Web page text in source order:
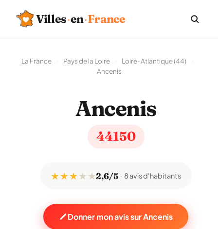
Villes·en·France
La France Pays de la Loire Loire-Atlantique (44)
Ancenis
Ancenis
44150
★ ★ ★★ ★2,6/5 8 avis d'habitants
Donner mon avis sur Ancenis